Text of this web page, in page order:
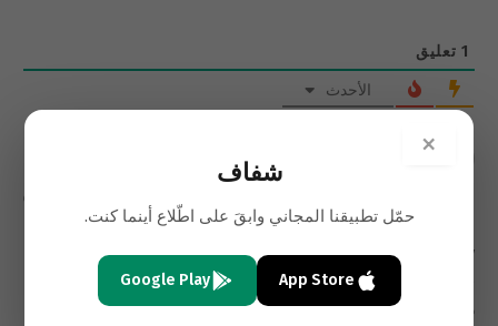
1 تعليق
الأحدث
لسه الأغاني ممكنة
I have his song on my computer and will keep on all my
computers to listen to forever… Great song regardless.
×
شفاف
حمّل تطبيقنا المجاني وابقَ على اطّلاع أينما كنت.
App Store
Google Play